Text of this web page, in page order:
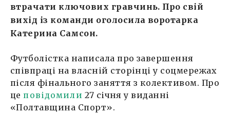
втрачати ключових гравчинь. Про свій
вихід із команди оголосила воротарка
Катерина Самсон.
Футболістка написала про завершення
співпраці на власній сторінці у соцмережах
після фінального заняття з колективом. Про
цеповідомили 27 січня у виданні
«Полтавщина Спорт».